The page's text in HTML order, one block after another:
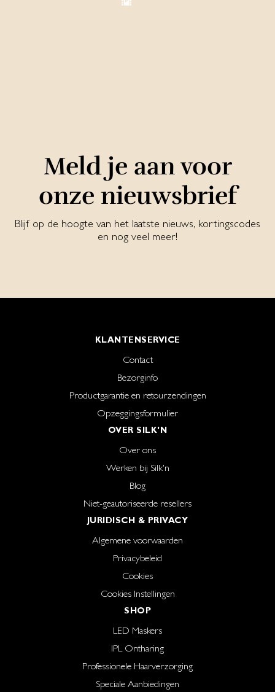
Meld je aan voor
onze nieuwsbrief
Blijf op de hoogte van het laatste nieuws, kortingscodes
en nog veel meer!
KLANTENSERVICE
Contact
Bezorginfo
Productgarantie en retourzendingen
Opzeggingsformulier
OVER SILK'N
Over ons
Werken bij Silk'n
Blog
Niet-geautoriseerde resellers
JURIDISCH & PRIVACY
Algemene voorwaarden
Privacybeleid
Cookies
Cookies Instellingen
SHOP
LED Maskers
IPL Ontharing
Professionele Haarverzorging
Speciale Aanbiedingen